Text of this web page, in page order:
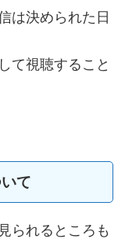
は決められた日
て視聴すること
て
られるところも